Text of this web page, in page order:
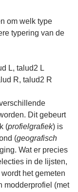
om welk type
typering van de
L, talud2 L
R, talud2 R
Dit gebeurt
(profielgrafiek) is
(geografisch
Wat er precies
in de lijsten,
het gemeten
modderprofiel (met